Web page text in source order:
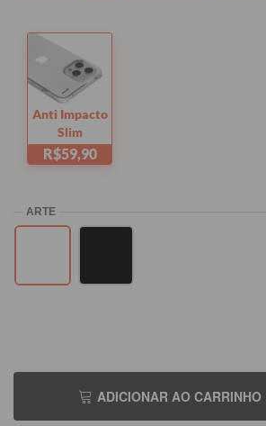
Anti Impacto
Slim
R$59,90
ADICIONAR AO CARRINHO